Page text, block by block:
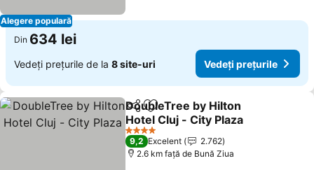
Alegere populară
Din 634 lei
Vedeți prețurile de la 8 site-uri Vedeți prețurile
DistribuițiAdăugaţi la favorite
DoubleTree by Hilton
Hotel Cluj - City Plaza
Vedeți prețurile
4 Stele
9,2 Excelent
2.762
2.6 km faţă de Bună Ziua